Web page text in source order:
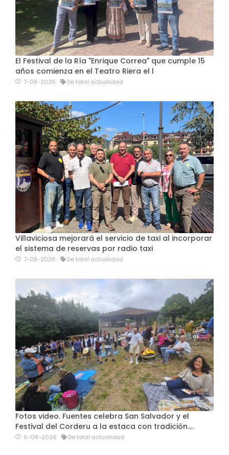
El Festival de la Ría "Enrique Correa" que cumple 15
años comienza en el Teatro Riera el l
7-08-2026 De total actualidad
Villaviciosa mejorará el servicio de taxi al incorporar
el sistema de reservas por radio taxi
7-08-2026 De total actualidad
Fotos video. Fuentes celebra San Salvador y el
Festival del Corderu a la estaca con tradición....
6-08-2026 De total actualidad